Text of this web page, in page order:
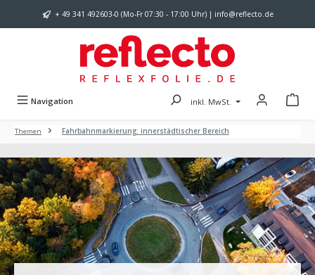
Zum Hauptinhalt springen
+ 49 341 492603-0 (Mo-Fr 07:30 - 17:00 Uhr) | info@reflecto.de
Navigation inkl. MwSt.
Themen Fahrbahnmarkierung: innerstädtischer Bereich